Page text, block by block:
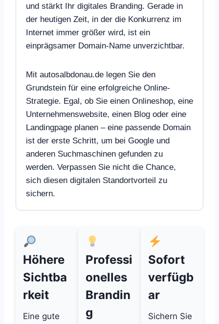
und stärkt Ihr digitales Branding. Gerade in
der heutigen Zeit, in der die Konkurrenz im
Internet immer größer wird, ist ein
einprägsamer Domain-Name unverzichtbar.
Mit autosalbdonau.de legen Sie den
Grundstein für eine erfolgreiche Online-
Strategie. Egal, ob Sie einen Onlineshop, eine
Unternehmenswebsite, einen Blog oder eine
Landingpage planen – eine passende Domain
ist der erste Schritt, um bei Google und
anderen Suchmaschinen gefunden zu
werden. Verpassen Sie nicht die Chance,
sich diesen digitalen Standortvorteil zu
sichern.
Höhere
Sichtba
rkeit
Eine gute
Professi
onelles
Brandin
g
Sofort
verfügb
ar
Sichern Sie